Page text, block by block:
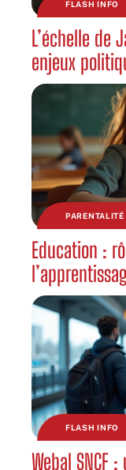
FLASH INFO
L’échelle de
enjeux
PARENTALITÉ
Education :
FLASH INFO
Webal SNCF